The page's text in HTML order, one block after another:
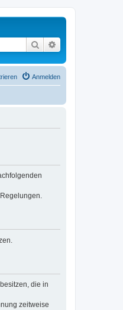
Suche
Anmelden
die in
zeitweise